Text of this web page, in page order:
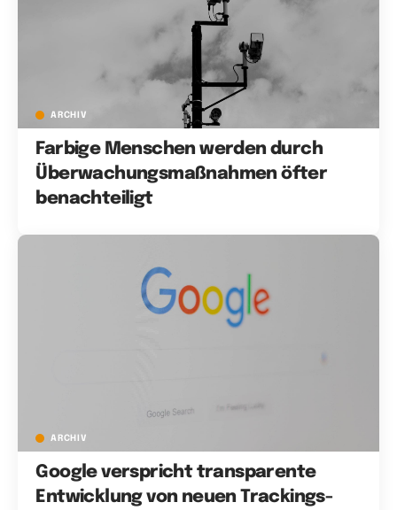
ARCHIV
Farbige Menschen werden durch
Überwachungsmaßnahmen öfter
benachteiligt
ARCHIV
Google verspricht transparente
Entwicklung von neuen Trackings-